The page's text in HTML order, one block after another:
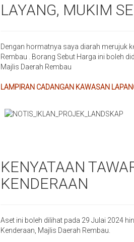
LAYANG, MUKIM
Dengan hormatnya saya diarah merujuk
Rembau . Borang Sebut Harga ini boleh
Majlis Daerah Rembau
LAMPIRAN CADANGAN KAWASAN
KENYATAAN
KENDERAAN
Aset ini boleh dilihat pada 29 Julai 2024
Kenderaan, Majlis Daerah Rembau.